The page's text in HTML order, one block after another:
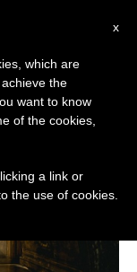
x
which are
the
want to know
of the cookies,
a link or
the use of cookies.